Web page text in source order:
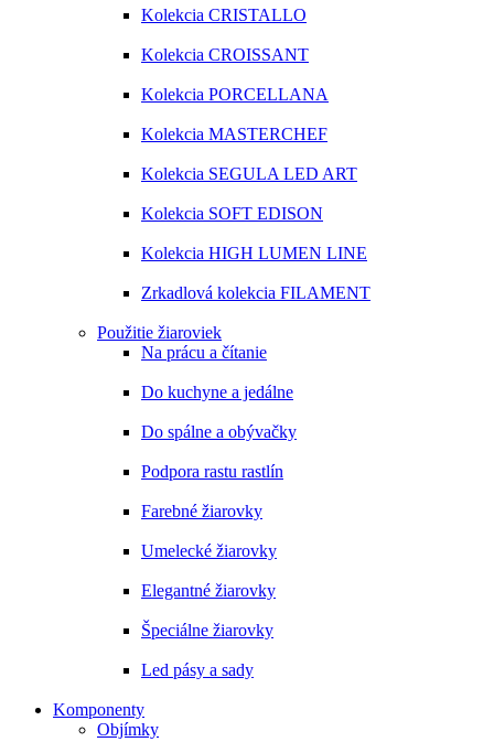
Kolekcia CRISTALLO
Kolekcia CROISSANT
Kolekcia PORCELLANA
Kolekcia MASTERCHEF
Kolekcia SEGULA LED ART
Kolekcia SOFT EDISON
Kolekcia HIGH LUMEN LINE
Zrkadlová kolekcia FILAMENT
Použitie žiaroviek
Na prácu a čítanie
Do kuchyne a jedálne
Do spálne a obývačky
Podpora rastu rastlín
Farebné žiarovky
Umelecké žiarovky
Elegantné žiarovky
Špeciálne žiarovky
Led pásy a sady
Komponenty
Objímky